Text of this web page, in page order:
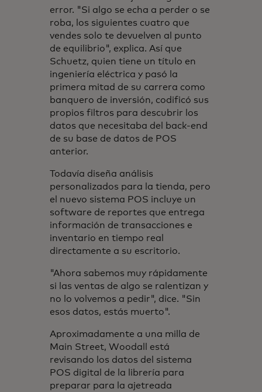
error. "Si algo se echa a perder o se
roba, los siguientes cuatro que
vendes solo te devuelven al punto
de equilibrio", explica. Así que
Schuetz, quien tiene un título en
ingeniería eléctrica y pasó la
primera mitad de su carrera como
banquero de inversión, codificó sus
propios filtros para descubrir los
datos que necesitaba del back-end
de su base de datos de POS
anterior.
Todavía diseña análisis
personalizados para la tienda, pero
el nuevo sistema POS incluye un
software de reportes que entrega
información de transacciones e
inventario en tiempo real
directamente a su escritorio.
"Ahora sabemos muy rápidamente
si las ventas de algo se ralentizan y
no lo volvemos a pedir", dice. "Sin
esos datos, estás muerto".
Aproximadamente a una milla de
Main Street, Woodall está
revisando los datos del sistema
POS digital de la librería para
preparar para la ajetreada